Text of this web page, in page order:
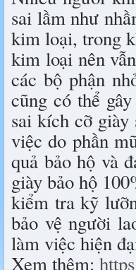
sai lầm như
kim loại, trong
kim loại nên
các bộ phận
cũng có thể
sai kích cỡ giày
việc do phần
quả bảo hộ và
giày bảo hộ
kiểm tra kỹ
bảo vệ người
làm việc hiện
Xem thêm: